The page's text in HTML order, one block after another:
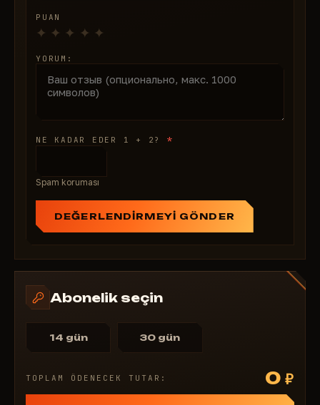
Yazı tipi
Yazı tipi boyutu
PUAN
YORUM:
NE KADAR EDER 1 + 2? *
Spam koruması
DEĞERLENDIRMEYI GÖNDER
Abonelik seçin
14 gün 30 gün
TOPLAM ÖDENECEK TUTAR: 0 ₽